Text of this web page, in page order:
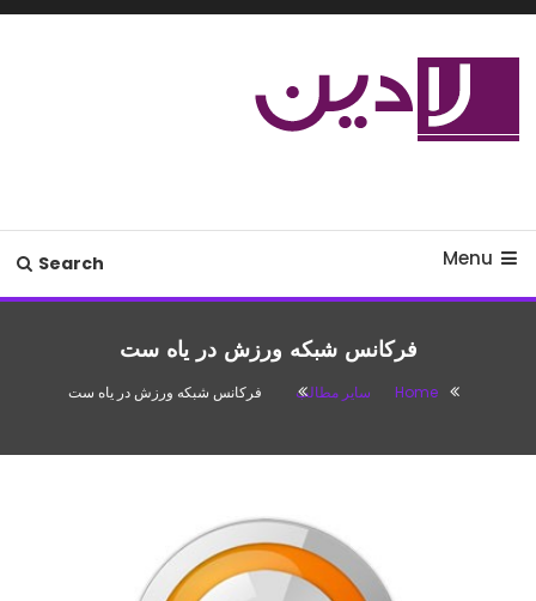
Skip
Menu
Search
فرکانس شبکه ورزش در یاه ست
Home سایر مطالب فرکانس شبکه ورزش در یاه ست